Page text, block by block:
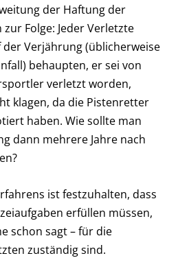
der Haftung der
Folge: Jeder Verletzte
Verjährung (üblicherweise
behaupten, er sei von
verletzt worden,
klagen, da die Pistenretter
haben. Wie sollte man
dann mehrere Jahre nach
ist festzuhalten, dass
erfüllen müssen,
schon sagt – für die
zuständig sind.